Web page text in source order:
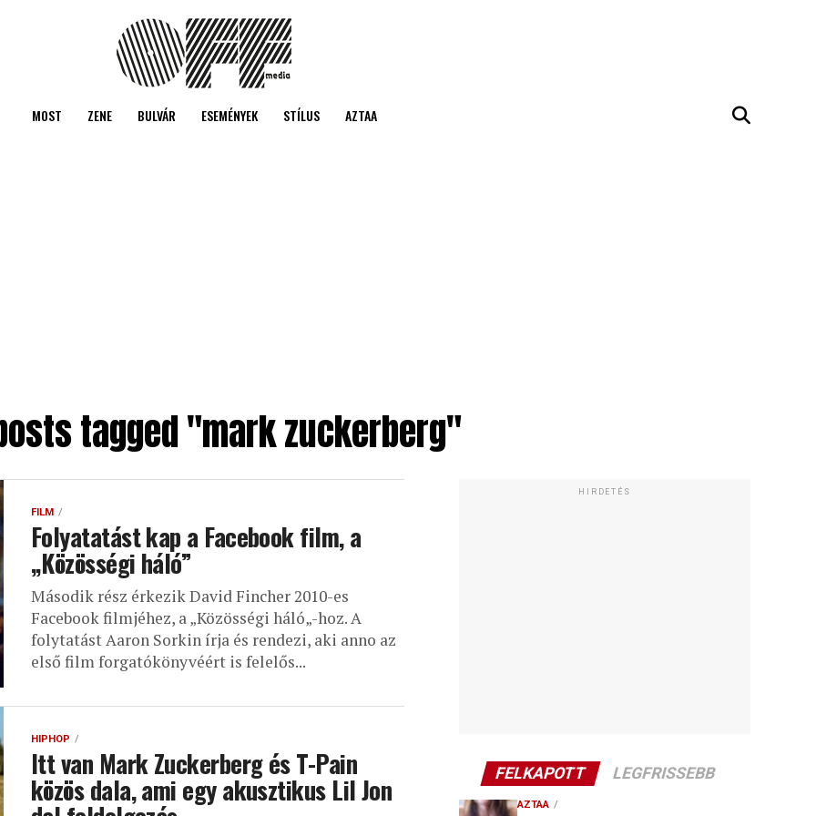
MOST ZENE BULVÁR ESEMÉNYEK STÍLUS AZTAA
tagged "mark zuckerberg"
FILM
Folyatatást kap a Facebook film, a
„Közösségi háló”
Második rész érkezik David Fincher 2010-es
Facebook filmjéhez, a „Közösségi háló„-hoz. A
folytatást Aaron Sorkin írja és rendezi, aki anno az
első film forgatókönyvéért is felelős...
HIPHOP
Itt van Mark Zuckerberg és T-Pain
közös dala, ami egy akusztikus Lil Jon
HIRDETÉS
FELKAPOTT LEGFRISSEBB
AZTAA